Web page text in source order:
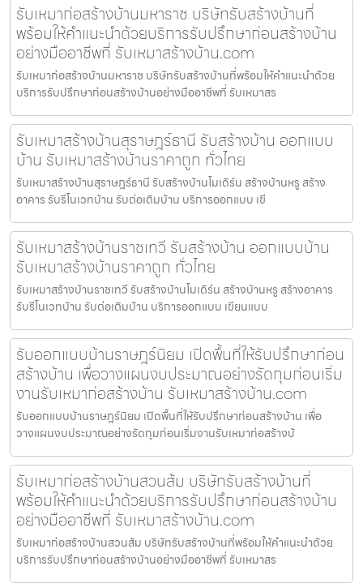
รับเหมาก่อสร้างบ้านมหาราช บริษัทรับสร้างบ้านที่
พร้อมให้คำแนะนำด้วยบริการรับปรึกษาก่อนสร้างบ้าน
อย่างมืออาชีพที่ รับเหมาสร้างบ้าน.com
รับเหมาก่อสร้างบ้านมหาราช บริษัทรับสร้างบ้านที่พร้อมให้คำแนะนำด้วย
บริการรับปรึกษาก่อนสร้างบ้านอย่างมืออาชีพที่ รับเหมาสร
รับเหมาสร้างบ้านสุราษฎร์ธานี รับสร้างบ้าน ออกแบบ
บ้าน รับเหมาสร้างบ้านราคาถูก ทั่วไทย
รับเหมาสร้างบ้านสุราษฎร์ธานี รับสร้างบ้านโมเดิร์น สร้างบ้านหรู สร้าง
อาคาร รับรีโนเวทบ้าน รับต่อเติมบ้าน บริการออกแบบ เขี
รับเหมาสร้างบ้านราชเทวี รับสร้างบ้าน ออกแบบบ้าน
รับเหมาสร้างบ้านราคาถูก ทั่วไทย
รับเหมาสร้างบ้านราชเทวี รับสร้างบ้านโมเดิร์น สร้างบ้านหรู สร้างอาคาร
รับรีโนเวทบ้าน รับต่อเติมบ้าน บริการออกแบบ เขียนแบบ
รับออกแบบบ้านราษฎร์นิยม เปิดพื้นที่ให้รับปรึกษาก่อน
สร้างบ้าน เพื่อวางแผนงบประมาณอย่างรัดกุมก่อนเริ่ม
งานรับเหมาก่อสร้างบ้าน รับเหมาสร้างบ้าน.com
รับออกแบบบ้านราษฎร์นิยม เปิดพื้นที่ให้รับปรึกษาก่อนสร้างบ้าน เพื่อ
วางแผนงบประมาณอย่างรัดกุมก่อนเริ่มงานรับเหมาก่อสร้างบ้
รับเหมาก่อสร้างบ้านสวนส้ม บริษัทรับสร้างบ้านที่
พร้อมให้คำแนะนำด้วยบริการรับปรึกษาก่อนสร้างบ้าน
อย่างมืออาชีพที่ รับเหมาสร้างบ้าน.com
รับเหมาก่อสร้างบ้านสวนส้ม บริษัทรับสร้างบ้านที่พร้อมให้คำแนะนำด้วย
บริการรับปรึกษาก่อนสร้างบ้านอย่างมืออาชีพที่ รับเหมาสร